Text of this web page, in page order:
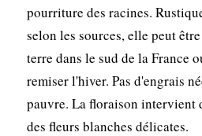
pourriture des racines.
selon les sources, elle peut
terre dans le sud de la France
remiser l'hiver. Pas d'engrais
pauvre. La floraison intervient
des fleurs blanches délicates.